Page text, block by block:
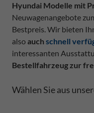
Hyundai Modelle mit
Neuwagenangebote
Bestpreis. Wir bieten
also auch schnell
interessanten
Bestellfahrzeug zur
Wählen Sie aus